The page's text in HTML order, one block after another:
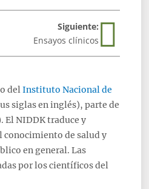
Siguiente:
Ensayos clínicos
delInstituto Nacional de
siglas en inglés), parte de
El NIDDK traduce y
conocimiento de salud y
en general. Las
por los científicos del